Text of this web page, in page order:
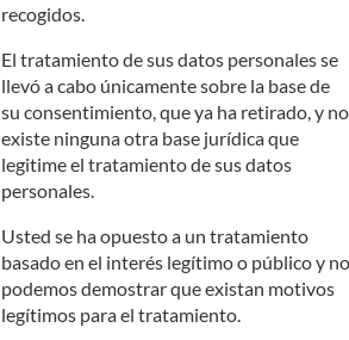
recogidos.
El tratamiento de sus datos personales se
llevó a cabo únicamente sobre la base de
su consentimiento, que ya ha retirado, y no
existe ninguna otra base jurídica que
legitime el tratamiento de sus datos
personales.
Usted se ha opuesto a un tratamiento
basado en el interés legítimo o público y no
podemos demostrar que existan motivos
legítimos para el tratamiento.